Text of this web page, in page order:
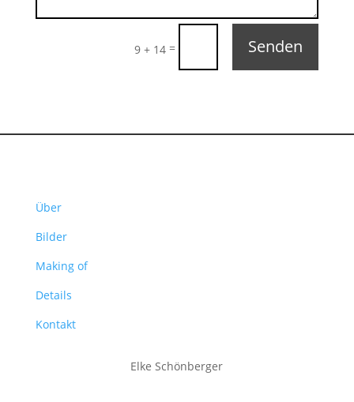
9 + 14 = Senden
Über
Bilder
Making of
Details
Kontakt
Elke Schönberger